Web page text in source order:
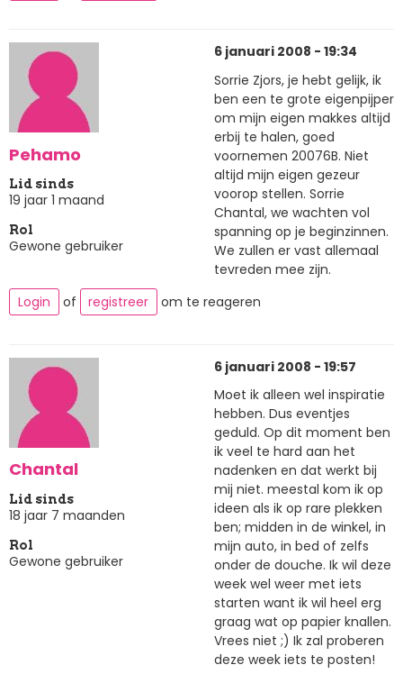
Pehamo
Lid sinds
19 jaar 1 maand
Rol
Gewone gebruiker
6 januari 2008 - 19:34
Sorrie Zjors, je hebt gelijk, ik
ben een te grote eigenpijper
om mijn eigen makkes altijd
erbij te halen, goed
voornemen 20076B. Niet
altijd mijn eigen gezeur
voorop stellen. Sorrie
Chantal, we wachten vol
spanning op je beginzinnen.
We zullen er vast allemaal
tevreden mee zijn.
Login
of registreer om te reageren
Chantal
Lid sinds
18 jaar 7 maanden
Rol
Gewone gebruiker
6 januari 2008 - 19:57
Moet ik alleen wel inspiratie
hebben. Dus eventjes
geduld. Op dit moment ben
ik veel te hard aan het
nadenken en dat werkt bij
mij niet. meestal kom ik op
ideen als ik op rare plekken
ben; midden in de winkel, in
mijn auto, in bed of zelfs
onder de douche. Ik wil deze
week wel weer met iets
starten want ik wil heel erg
graag wat op papier knallen.
Vrees niet ;) Ik zal proberen
deze week iets te posten!